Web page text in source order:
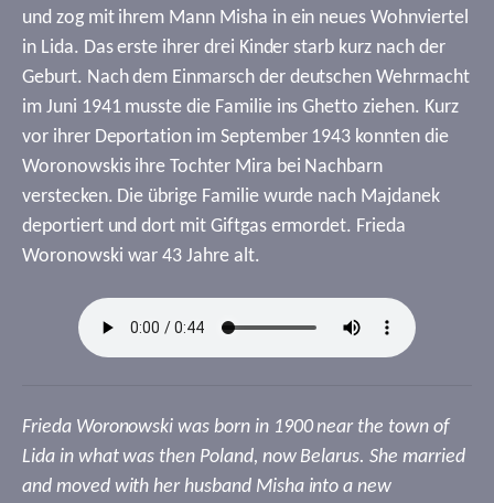
und zog mit ihrem Mann Misha in ein neues Wohnviertel
in Lida. Das erste ihrer drei Kinder starb kurz nach der
Geburt. Nach dem Einmarsch der deutschen Wehrmacht
im Juni 1941 musste die Familie ins Ghetto ziehen. Kurz
vor ihrer Deportation im September 1943 konnten die
Woronowskis ihre Tochter Mira bei Nachbarn
verstecken. Die übrige Familie wurde nach Majdanek
deportiert und dort mit Giftgas ermordet. Frieda
Woronowski war 43 Jahre alt.
Frieda Woronowski was born in 1900 near the town of
Lida in what was then Poland, now Belarus. She married
and moved with her husband Misha into a new